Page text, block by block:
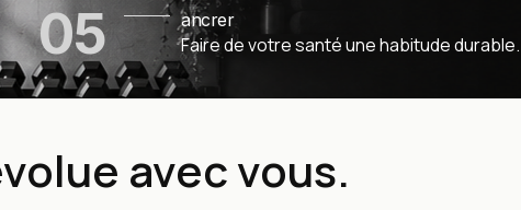
05 ancrer
Faire de votre santé une habitude durable.
avec vous.